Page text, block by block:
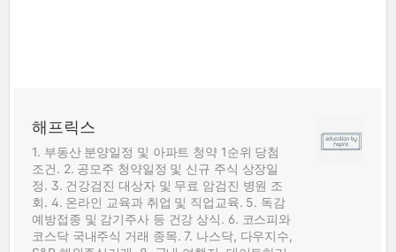
해프릭스
1. 부동산 분양일정 및 아파트 청약 1순위 당첨
조건. 2. 공모주 청약일정 및 신규 주식 상장일
정. 3. 건강검진 대상자 및 무료 암검진 병원 조
회. 4. 온라인 교육과 취업 및 직업교육. 5. 독감
예방접종 및 감기주사 등 건강 상식. 6. 코스피와
코스닥 국내주식 거래 종목. 7. 나스닥, 다우지수,